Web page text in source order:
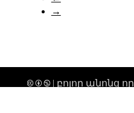
→
🅭 🅯 🄏 | բոլոր անոնց